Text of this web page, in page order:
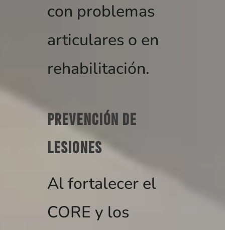
con problemas
articulares o en
rehabilitación.
Prevención de
lesiones
Al fortalecer el
CORE y los